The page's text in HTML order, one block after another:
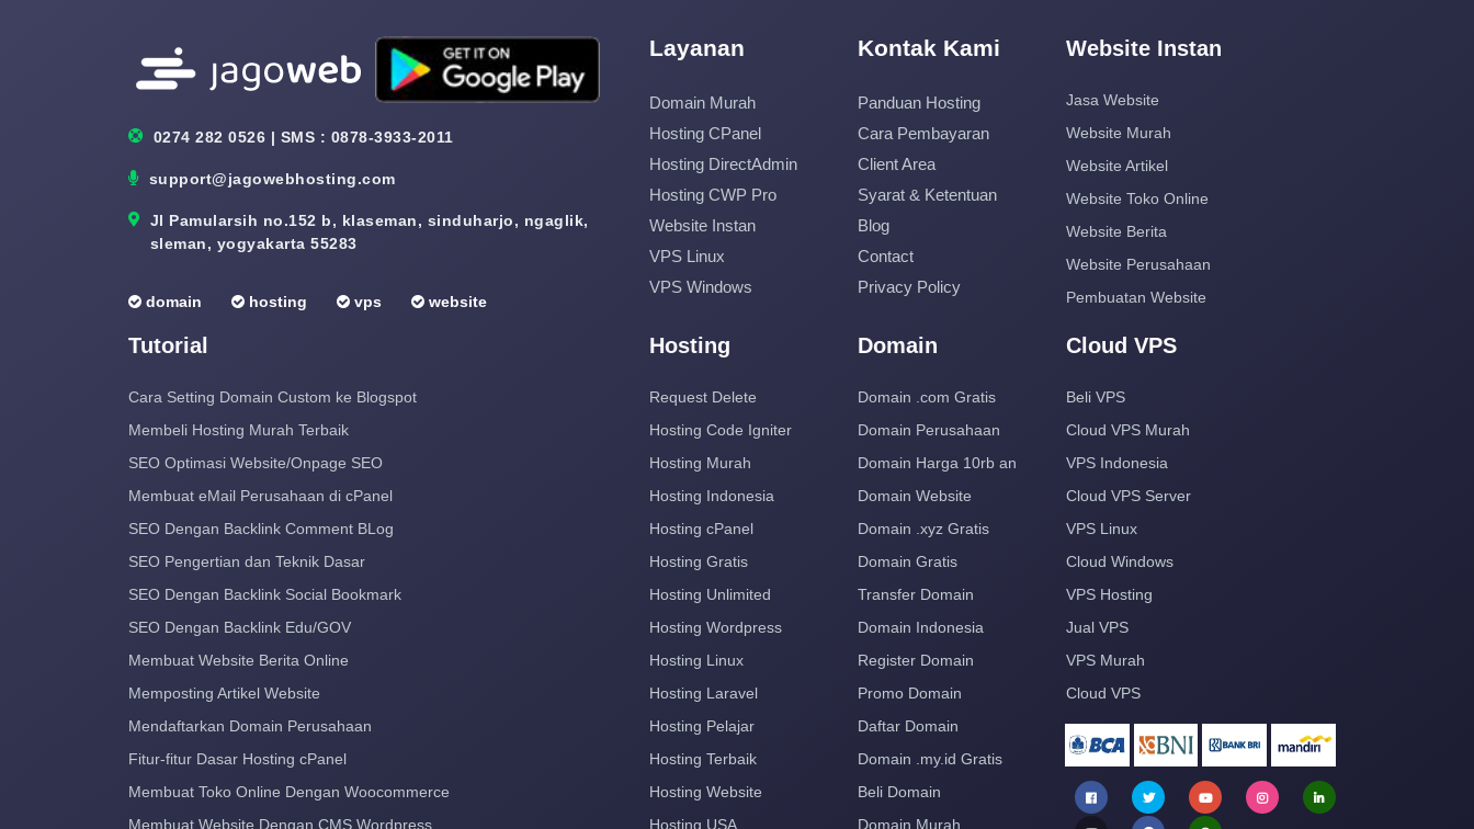
0274 282 0526 | SMS : 0878-3933-2011
support@jagowebhosting.com
Jl Pamularsih no.152 b, klaseman, sinduharjo, ngaglik,
sleman, yogyakarta 55283
domain hosting vps website
Layanan
Domain Murah
Hosting CPanel
Hosting DirectAdmin
Hosting CWP Pro
Website Instan
VPS Linux
VPS Windows
Kontak Kami
Panduan Hosting
Cara Pembayaran
Client Area
Syarat & Ketentuan
Blog
Contact
Privacy Policy
Website Instan
Jasa Website
Website Murah
Website Artikel
Website Toko Online
Website Berita
Website Perusahaan
Pembuatan Website
Tutorial
Cara Setting Domain Custom ke Blogspot
Membeli Hosting Murah Terbaik
SEO Optimasi Website/Onpage SEO
Membuat eMail Perusahaan di cPanel
SEO Dengan Backlink Comment BLog
SEO Pengertian dan Teknik Dasar
SEO Dengan Backlink Social Bookmark
SEO Dengan Backlink Edu/GOV
Membuat Website Berita Online
Memposting Artikel Website
Mendaftarkan Domain Perusahaan
Fitur-fitur Dasar Hosting cPanel
Membuat Toko Online Dengan Woocommerce
Membuat Website Dengan CMS Wordpress
Hosting
Request Delete
Hosting Code Igniter
Hosting Murah
Hosting Indonesia
Hosting cPanel
Hosting Gratis
Hosting Unlimited
Hosting Wordpress
Hosting Linux
Hosting Laravel
Hosting Pelajar
Hosting Terbaik
Hosting Website
Hosting USA
Domain
Domain .com Gratis
Domain Perusahaan
Domain Harga 10rb an
Domain Website
Domain .xyz Gratis
Domain Gratis
Transfer Domain
Domain Indonesia
Register Domain
Promo Domain
Daftar Domain
Domain .my.id Gratis
Beli Domain
Domain Murah
Cloud VPS
Beli VPS
Cloud VPS Murah
VPS Indonesia
Cloud VPS Server
VPS Linux
Cloud Windows
VPS Hosting
Jual VPS
VPS Murah
Cloud VPS